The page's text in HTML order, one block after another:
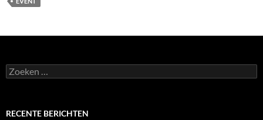
Zoeken
naar:
RECENTE BERICHTEN